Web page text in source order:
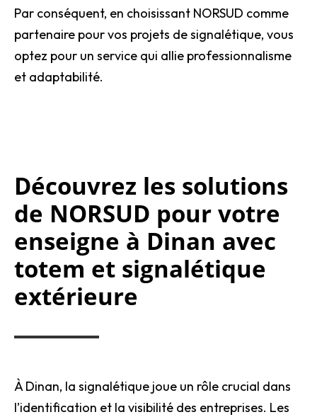
Par conséquent, en choisissant NORSUD comme
partenaire pour vos projets de signalétique, vous
optez pour un service qui allie professionnalisme
et adaptabilité.
Découvrez les solutions
de NORSUD pour votre
enseigne à Dinan avec
totem et signalétique
extérieure
À Dinan, la signalétique joue un rôle crucial dans
l’identification et la visibilité des entreprises. Les